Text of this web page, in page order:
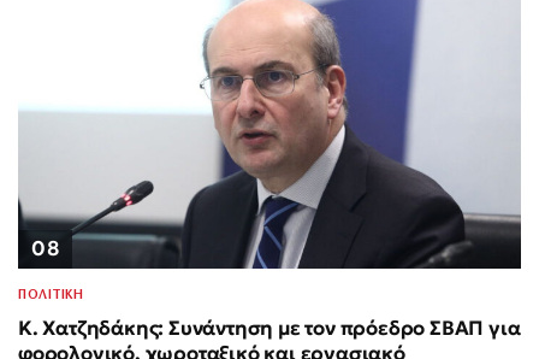
08
ΠΟΛΙΤΙΚΗ
Κ. Χατζηδάκης: Συνάντηση με τον πρόεδρο ΣΒΑΠ για
φορολογικό, χωροταξικό και εργασιακό